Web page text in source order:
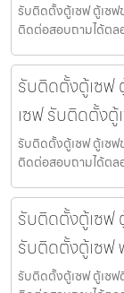
รับติดตั้งตู้เซฟ ตู้เซฟ
ติดต่อสอบถามได้ตล
รับติดตั้งตู้เซฟ
เซฟ รับติดตั้ง
รับติดตั้งตู้เซฟ ตู้เซ
ติดต่อสอบถามได้ตล
รับติดตั้งตู้เซฟ
รับติดตั้งตู้เซฟ
รับติดตั้งตู้เซฟ ตู้เซ